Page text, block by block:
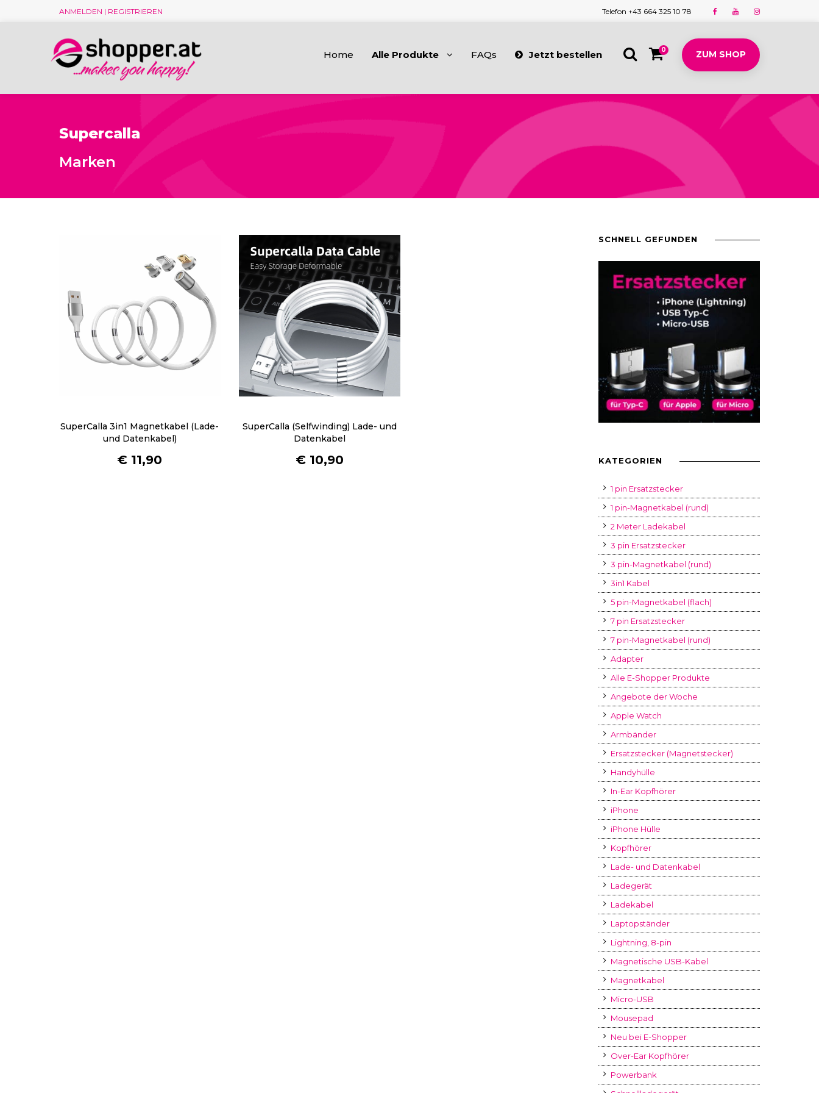
ANMELDEN | REGISTRIEREN Telefon +43 664 325 10 78
Home Alle Produkte FAQs Jetzt bestellen 0 ZUM SHOP
Supercalla
Marken
SuperCalla 3in1 Magnetkabel (Lade-
und Datenkabel)
€ 11,90
SuperCalla (Selfwinding) Lade- und
Datenkabel
€10,90
SCHNELL GEFUNDEN
KATEGORIEN
1 pin Ersatzstecker
1 pin-Magnetkabel (rund)
2 Meter Ladekabel
3 pin Ersatzstecker
3 pin-Magnetkabel (rund)
3in1 Kabel
5 pin-Magnetkabel (flach)
7 pin Ersatzstecker
7 pin-Magnetkabel (rund)
Adapter
Alle E-Shopper Produkte
Angebote der Woche
Apple Watch
Armbänder
Ersatzstecker (Magnetstecker)
Handyhülle
In-Ear Kopfhörer
iPhone
iPhone Hülle
Kopfhörer
Lade- und Datenkabel
Ladegerät
Ladekabel
Laptopständer
Lightning, 8-pin
Magnetische USB-Kabel
Magnetkabel
Micro-USB
Mousepad
Neu bei E-Shopper
Over-Ear Kopfhörer
Powerbank